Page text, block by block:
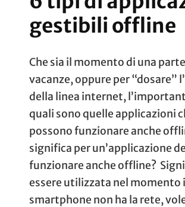
gestibili offline
Che sia il momento di una
vacanze, oppure per “dosare”
della linea internet,
quali sono quelle applicazioni
possono funzionare anche
significa per un’applicazione
funzionare anche offline?
essere utilizzata nel momento
smartphone non ha la rete,